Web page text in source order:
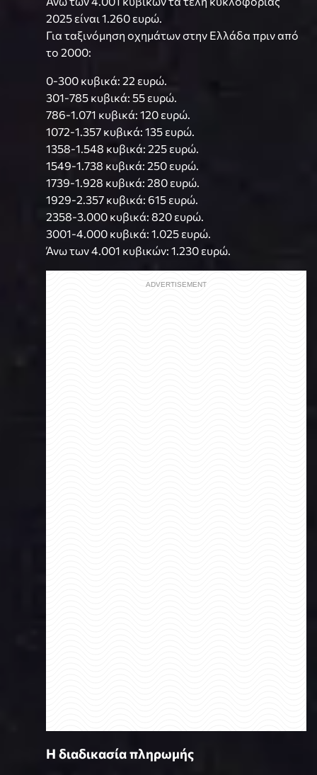
2025 είναι 1.260 ευρώ.
Για ταξινόμηση οχημάτων στην Ελλάδα πριν από
το 2000:
0-300 κυβικά: 22 ευρώ.
301-785 κυβικά: 55 ευρώ.
786-1.071 κυβικά: 120 ευρώ.
1072-1.357 κυβικά: 135 ευρώ.
1358-1.548 κυβικά: 225 ευρώ.
1549-1.738 κυβικά: 250 ευρώ.
1739-1.928 κυβικά: 280 ευρώ.
1929-2.357 κυβικά: 615 ευρώ.
2358-3.000 κυβικά: 820 ευρώ.
3001-4.000 κυβικά: 1.025 ευρώ.
Άνω των 4.001 κυβικών: 1.230 ευρώ.
Η διαδικασία πληρωμής